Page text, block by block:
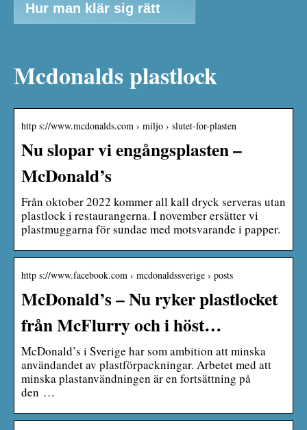
Hur man klär sig rätt
Mcdonalds plastlock
http s://www.mcdonalds.com › miljo › slutet-for-plasten
Nu slopar vi engångsplasten –
McDonald’s
Från oktober 2022 kommer all kall dryck serveras utan
plastlock i restaurangerna. I november ersätter vi
plastmuggarna för sundae med motsvarande i papper.
http s://www.facebook.com › mcdonaldssverige › posts
McDonald’s – Nu ryker plastlocket
från McFlurry och i höst…
McDonald’s i Sverige har som ambition att minska
användandet av plastförpackningar. Arbetet med att
minska plastanvändningen är en fortsättning på
den …